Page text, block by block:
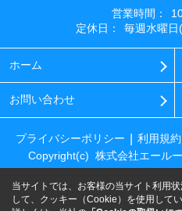
営業時間：
定休日：
毎週水曜日
ホーム
お問い合わせ
プライバシーポリシー 利用規約
Copyright(c) 株式会社エール
当サイトでは、お客様の当サイト利用
して、クッキー（Cookie）を使用してい